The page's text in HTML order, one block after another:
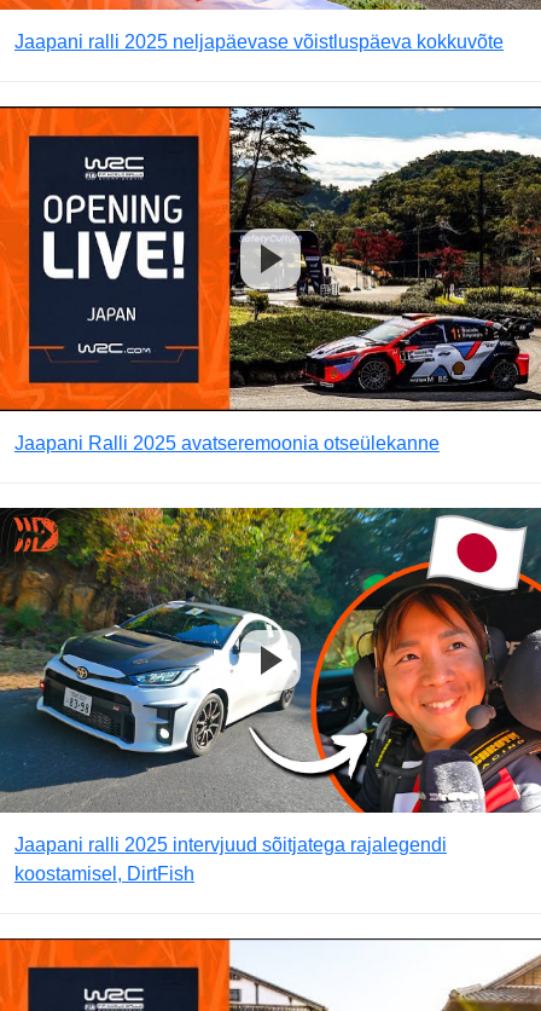
Jaapani ralli 2025 neljapäevase võistluspäeva kokkuvõte
Jaapani Ralli 2025 avatseremoonia otseülekanne
Jaapani ralli 2025 intervjuud sõitjatega rajalegendi
koostamisel, DirtFish